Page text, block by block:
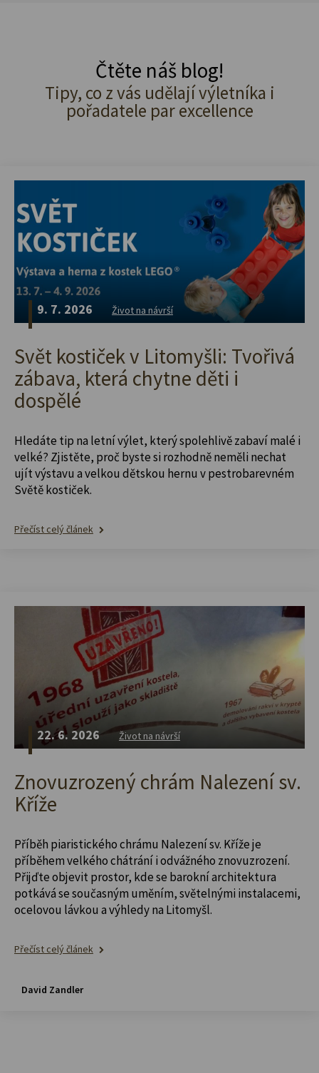
Čtěte náš blog!
Tipy, co z vás udělají výletníka i
pořadatele par excellence
9. 7. 2026 Život na návrší
Svět kostiček v Litomyšli: Tvořivá
zábava, která chytne děti i
dospělé
Hledáte tip na letní výlet, který spolehlivě zabaví malé i
velké? Zjistěte, proč byste si rozhodně neměli nechat
ujít výstavu a velkou dětskou hernu v pestrobarevném
Světě kostiček.
Přečíst celý článek
22. 6. 2026 Život na návrší
Znovuzrozený chrám Nalezení sv.
Kříže
Příběh piaristického chrámu Nalezení sv. Kříže je
příběhem velkého chátrání i odvážného znovuzrození.
Přijďte objevit prostor, kde se barokní architektura
potkává se současným uměním, světelnými instalacemi,
ocelovou lávkou a výhledy na Litomyšl.
Přečíst celý článek
David Zandler